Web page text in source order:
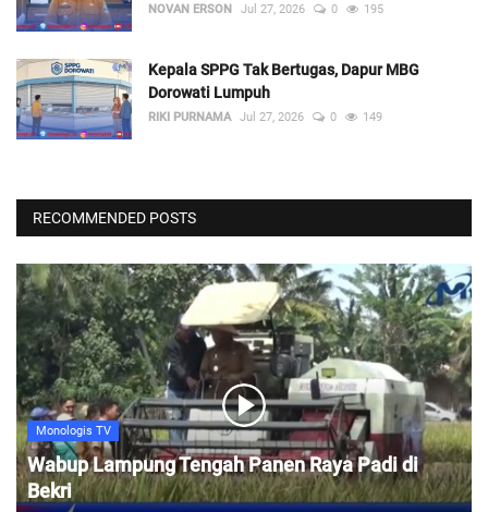
NOVAN ERSON Jul 27, 2026 0 195
Kepala SPPG Tak Bertugas, Dapur MBG
Dorowati Lumpuh
RIKI PURNAMA Jul 27, 2026 0 149
RECOMMENDED POSTS
Monologis TV
Wabup Lampung Tengah Panen Raya Padi di
Bekri